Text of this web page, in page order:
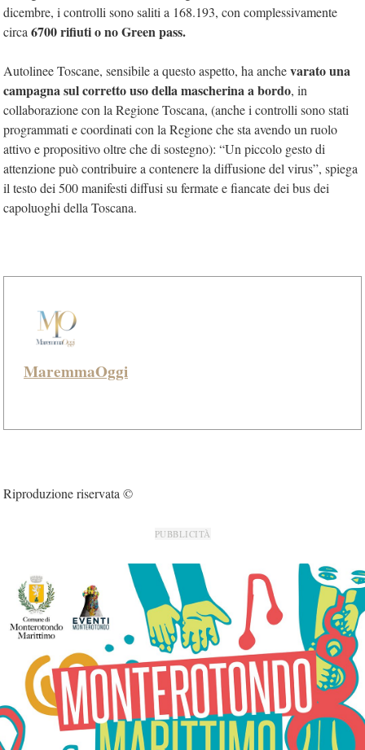
dicembre, i controlli sono saliti a 168.193, con complessivamente
circa6700 rifiuti o no Green pass.
Autolinee Toscane, sensibile a questo aspetto, ha anchevarato una
campagna sul corretto uso della mascherina a bordo, in
collaborazione con la Regione Toscana, (anche i controlli sono stati
programmati e coordinati con la Regione che sta avendo un ruolo
attivo e propositivo oltre che di sostegno): “Un piccolo gesto di
attenzione può contribuire a contenere la diffusione del virus”, spiega
il testo dei 500 manifesti diffusi su fermate e fiancate dei bus dei
capoluoghi della Toscana.
MaremmaOggi
Riproduzione riservata ©
PUBBLICITÀ